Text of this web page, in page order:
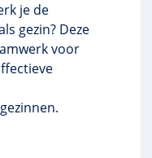
je de
gezin? Deze
voor